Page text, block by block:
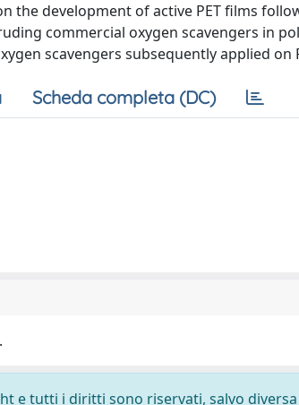
the development of active PET films
commercial oxygen scavengers in
scavengers subsequently applied on
Scheda completa (DC)
e tutti i diritti sono riservati, salvo